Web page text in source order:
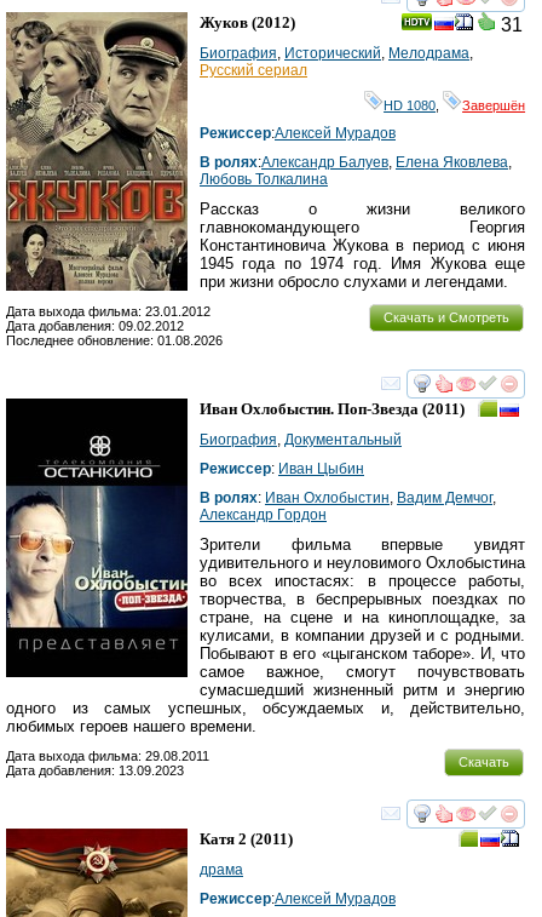
смотреть
31
Жуков (2012)
Биография, Исторический, Мелодрама,
Русский сериал
HD 1080 Завершён
Режиссер:Алексей Мурадов
В ролях:Александр Балуев, Елена Яковлева,
Любовь Толкалина
Рассказ о жизни великого
главнокомандующего Георгия
Константиновича Жукова в период с июня
1945 года по 1974 год. Имя Жукова еще
при жизни обросло слухами и легендами.
Скачать и Смотреть
Дата выхода фильма: 23.01.2012
Дата добавления: 09.02.2012
Последнее обновление: 01.08.2026
смотреть
Иван Охлобыстин. Поп-Звезда (2011)
Биография, Документальный
Режиссер: Иван Цыбин
В ролях: Иван Охлобыстин, Вадим Демчог,
Александр Гордон
Зрители фильма впервые увидят
удивительного и неуловимого Охлобыстина
во всех ипостасях: в процессе работы,
творчества, в беспрерывных поездках по
стране, на сцене и на киноплощадке, за
кулисами, в компании друзей и с родными.
Побывают в его «цыганском таборе». И, что
самое важное, смогут почувствовать
сумасшедший жизненный ритм и энергию
одного из самых успешных, обсуждаемых и, действительно,
любимых героев нашего времени.
Скачать
Дата выхода фильма: 29.08.2011
Дата добавления: 13.09.2023
смотреть
Катя 2 (2011)
драма
Режиссер:Алексей Мурадов